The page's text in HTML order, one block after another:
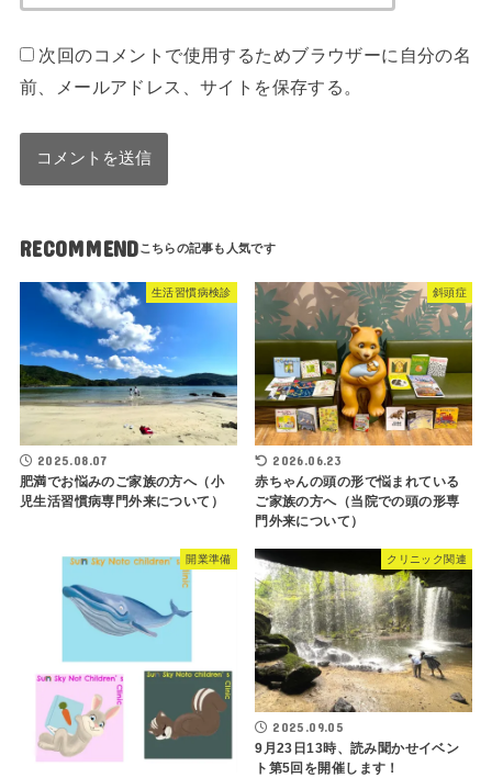
次回のコメントで使用するためブラウザーに自分の名
前、メールアドレス、サイトを保存する。
RECOMMEND
生活習慣病検診
2025.08.07
肥満でお悩みのご家族の方へ（小
児生活習慣病専門外来について）
斜頭症
2026.06.23
赤ちゃんの頭の形で悩まれている
ご家族の方へ（当院での頭の形専
門外来について）
開業準備 クリニック関連
2025.09.05
9月23日13時、読み聞かせイベン
ト第5回を開催します！